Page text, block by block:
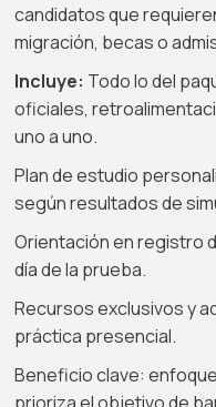
candidatos que
migración, becas o
Incluye: Todo lo del
oficiales,
uno a uno.
Plan de estudio
según resultados de
Orientación en registro
día de la prueba.
Recursos exclusivos y
práctica presencial.
Beneficio clave: